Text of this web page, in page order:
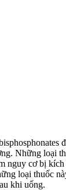
Những loại
nguy cơ bị kích
loại thuốc
khi uống.